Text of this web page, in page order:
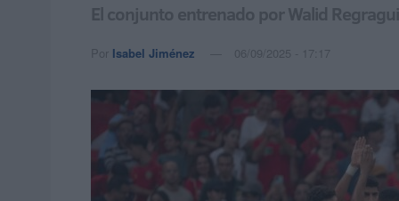
El conjunto entrenado por Walid
Por Isabel Jiménez 06/09/2025 - 17:17